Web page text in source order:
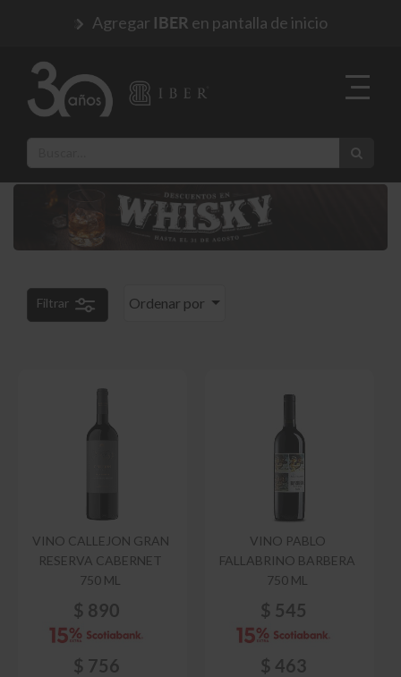
Agregar IBER en pantalla de inicio
Ordenar por
Filtrar
VINO CALLEJON GRAN
RESERVA CABERNET
750 ML
$ 890
$ 756
VINO PABLO
FALLABRINO BARBERA
750 ML
$ 545
$ 463